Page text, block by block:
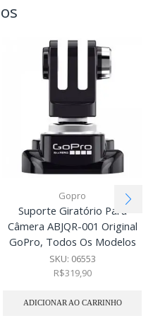
Gopro
Suporte Giratório Para
Câmera ABJQR-001 Original
GoPro, Todos Os Modelos
SKU: 06553
R$319,90
ADICIONAR AO CARRINHO